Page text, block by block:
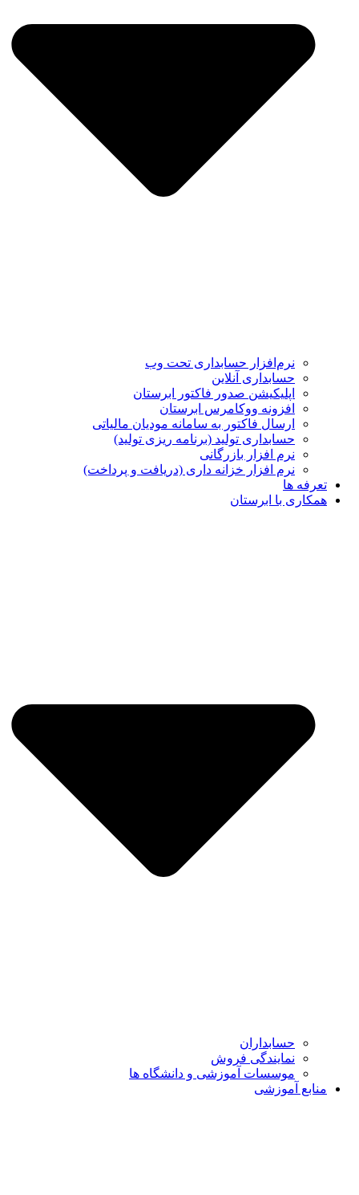
نرم‌افزار حسابداری تحت وب
حسابداری آنلاین
اپلیکیشن صدور فاکتور ابرستان
افزونه ووکامرس ابرستان
ارسال فاکتور به سامانه مودیان مالیاتی
حسابداری تولید (برنامه ریزی تولید)
نرم افزار بازرگانی
نرم افزار خزانه داری (دریافت و پرداخت)
تعرفه ها
همکاری با ابرستان
حسابداران
نمایندگی فروش
موسسات آموزشی و دانشگاه ها
منابع آموزشی